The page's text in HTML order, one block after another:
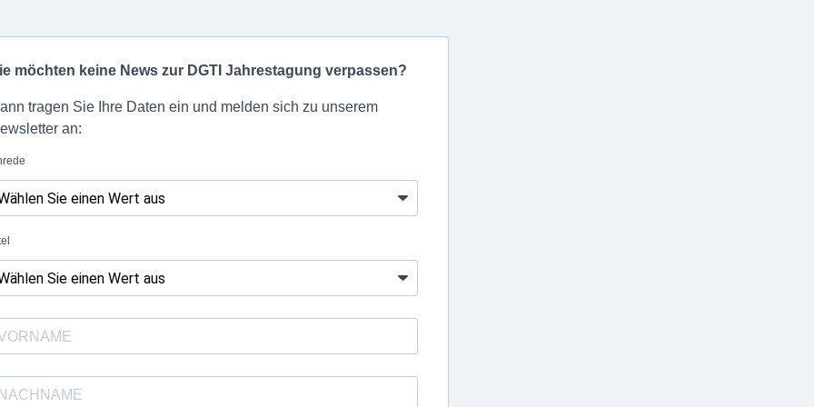
möchten keine News zur DGTI Jahrestagung verpassen?
tragen Sie Ihre Daten ein und melden sich zu unserem
an: